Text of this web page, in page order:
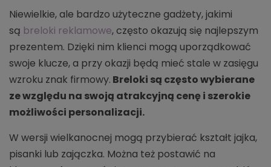
Niewielkie, ale bardzo użyteczne gadżety, jakimi
są breloki reklamowe, często okazują się najlepszym
prezentem. Dzięki nim klienci mogą uporządkować
swoje klucze, a przy okazji będą mieć stale w zasięgu
wzroku znak firmowy. Breloki są często wybierane
ze względu na swoją atrakcyjną cenę i szerokie
możliwości personalizacji.
W wersji wielkanocnej mogą przybierać kształt jajka,
pisanki lub zajączka. Można też postawić na